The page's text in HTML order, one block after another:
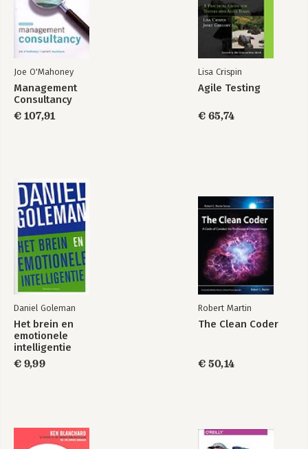
Personal Sales
Management
De gehaakte
Hoofdstuk 5
Vier methoden om door iemand heen te kijken
Hoofdstuk 6
Je brein heeft rare voorkeuren
Noten
Register
Joe O'Mahoney
Management
Consultancy
€ 107,91
Lisa Crispin
Agile Testing
€ 65,74
Daniel Goleman
Het brein en
emotionele
intelligentie
€ 9,99
Robert Martin
The Clean Coder
€ 50,14